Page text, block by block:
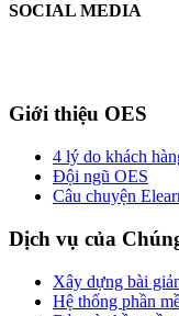
SOCIAL MEDIA
Giới thiệu OES
4 lý do khách
Đội ngũ OES
Câu chuyện
Dịch vụ của
Xây dựng bài
Hệ thống phần